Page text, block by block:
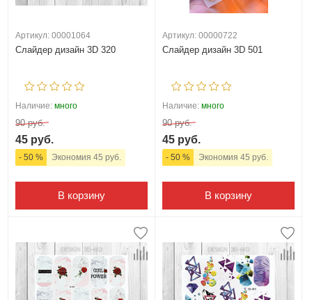
Артикул: 00001064
Слайдер дизайн 3D 320
Наличие: много
90 руб.
45 руб.
- 50 % Экономия 45 руб.
В корзину
Артикул: 00000722
Слайдер дизайн 3D 501
Наличие: много
90 руб.
45 руб.
- 50 % Экономия 45 руб.
В корзину